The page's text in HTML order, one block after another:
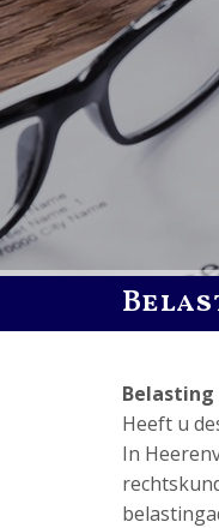
Belasting
Heeft u
In